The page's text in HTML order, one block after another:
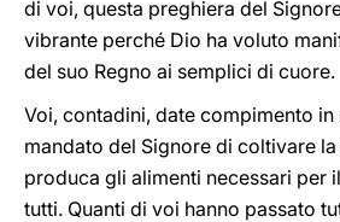
di voi, questa preghiera del
vibrante perché Dio ha voluto
del suo Regno ai semplici di cuore.
Voi, contadini, date compimento
mandato del Signore di coltivare
produca gli alimenti necessari per
tutti. Quanti di voi hanno passato